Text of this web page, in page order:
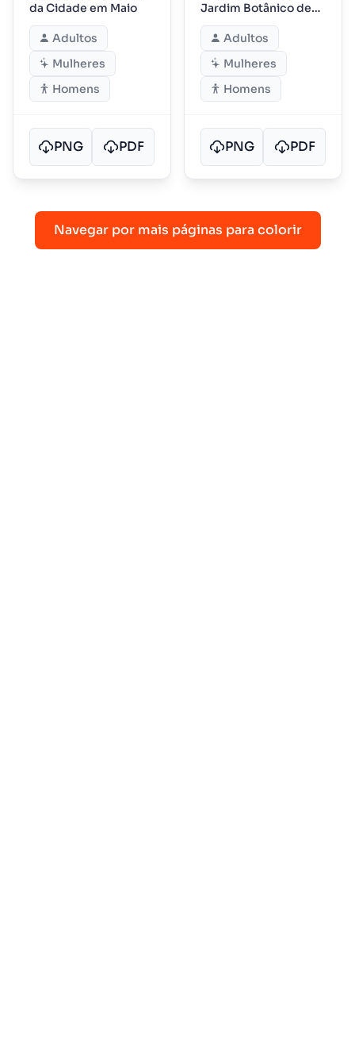
da Cidade em Maio
Adultos
Mulheres
Homens
PNG PDF
Jardim Botânico de
Maio
Adultos
Mulheres
Homens
PNG PDF
Navegar por mais páginas para colorir